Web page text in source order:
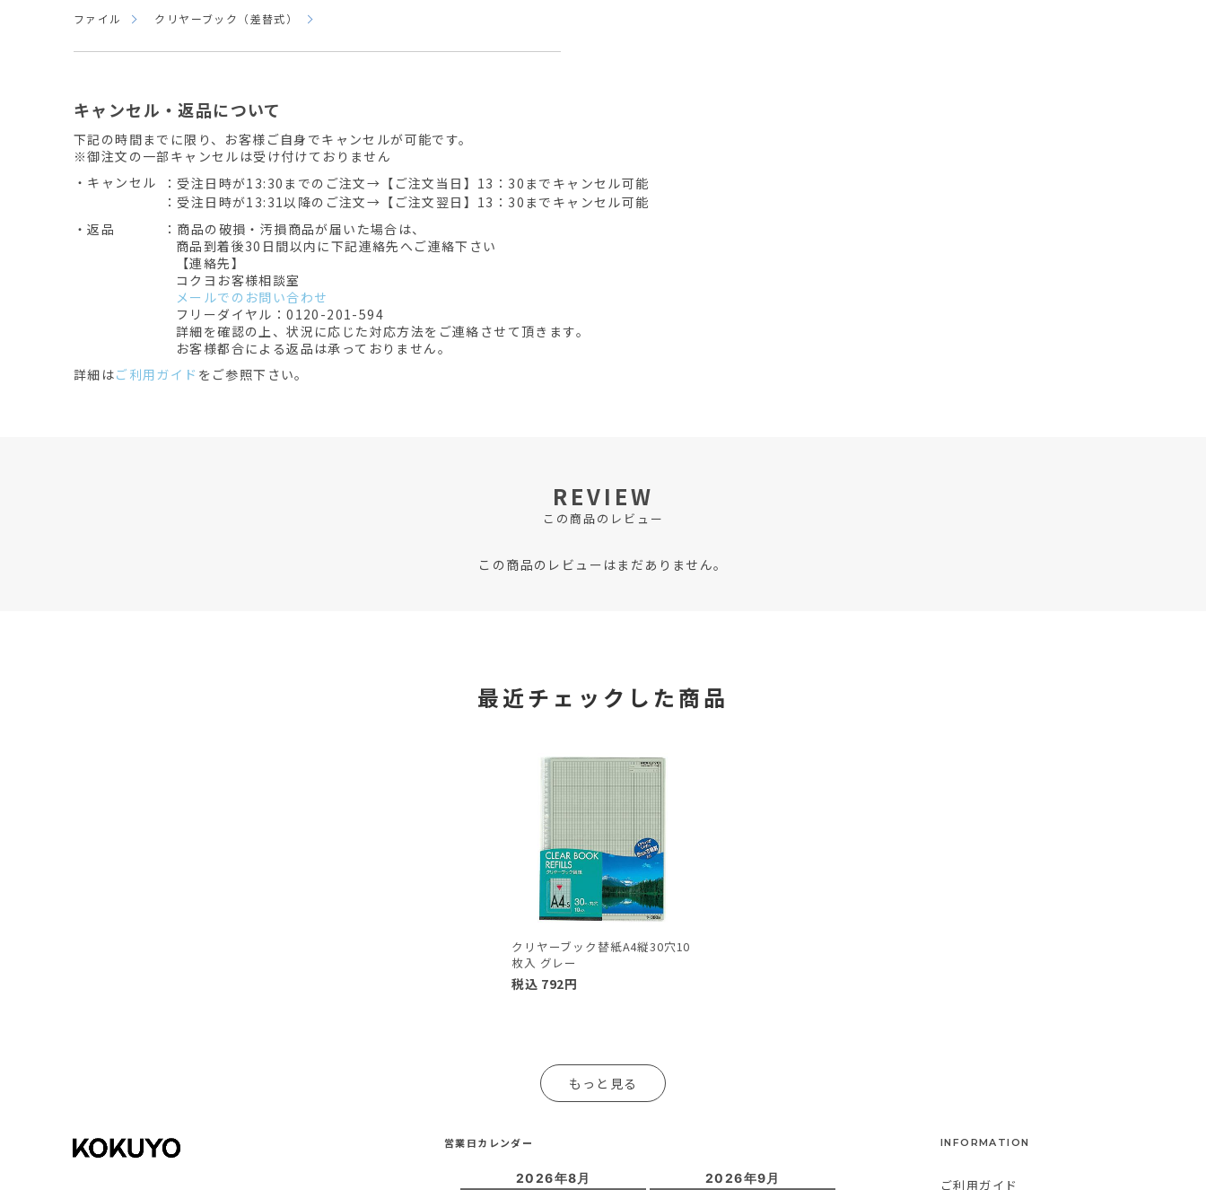
ファイル クリヤーブック（差替式）
キャンセル・返品について
下記の時間までに限り、お客様ご自身でキャンセルが可能です。
※御注文の一部キャンセルは受け付けておりません
・キャンセル
：受注日時が13:30までのご注文→【ご注文当日】13：30までキャンセル可能
：受注日時が13:31以降のご注文→【ご注文翌日】13：30までキャンセル可能
・返品
：商品の破損・汚損商品が届いた場合は、
商品到着後30日間以内に下記連絡先へご連絡下さい
【連絡先】
コクヨお客様相談室
メールでのお問い合わせ
フリーダイヤル：0120-201-594
詳細を確認の上、状況に応じた対応方法をご連絡させて頂きます。
お客様都合による返品は承っておりません。
詳細はご利用ガイド をご参照下さい。
REVIEW
この商品のレビュー
この商品のレビューはまだありません。
最近チェックした商品
クリヤーブック替紙A4縦30穴10
枚入 グレー
税込 792円
もっと見る
営業日カレンダー
2026年8月 2026年9月
INFORMATION
ご利用ガイド